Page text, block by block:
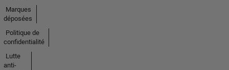
Marques
déposées
Politique de
confidentialité
Lutte
anti-